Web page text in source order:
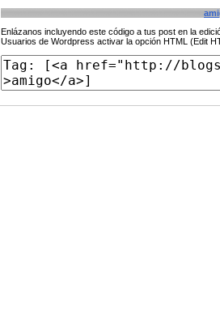
Enlázanos incluyendo este código a tus post en la
Usuarios de Wordpress activar la opción HTML (Edit